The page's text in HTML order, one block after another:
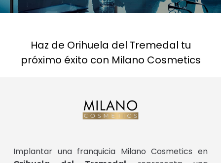
Haz de Orihuela del Tremedal tu
próximo éxito con Milano Cosmetics
Implantar una franquicia Milano Cosmetics en